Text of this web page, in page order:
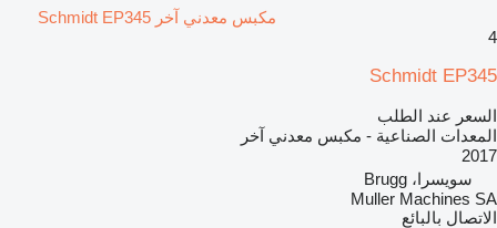
مكبس معدني آخر Schmidt EP345
4
Schmidt EP345
السعر عند الطلب
المعدات الصناعية - مكبس معدني آخر
2017
سويسرا، Brugg
Muller Machines SA
الاتصال بالبائع